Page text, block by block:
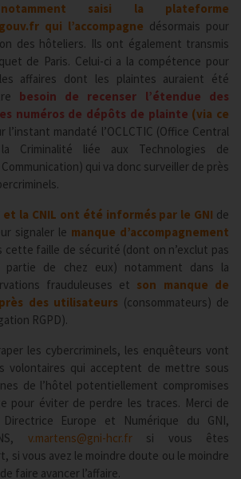
saisi la plateforme
qui l’accompagne désormais pour
des hôteliers. Ils ont également transmis
de Paris. Celui-ci a la compétence pour
affaires dont les plaintes auraient été
besoin de recenser l’étendue des
numéros de dépôts de plainte (via ce
l’instant mandaté l’OCLCTIC (Office Central
Criminalité liée aux Technologies de
qui va donc surveiller de près
et la CNIL ont été informés par le GNI de
signaler le manque d’accompagnement
cette faille de sécurité (dont on n’exclut pas
partie de chez eux) notamment dans la
frauduleuses et son manque de
des utilisateurs (consommateurs) de
RGPD).
les cybercriminels, les enquêteurs vont
volontaires qui acceptent de mettre sous
de l’hôtel potentiellement compromises
pour éviter de perdre les traces. Merci de
Europe et Numérique du GNI,
v.martens@gni-hcr.frsi vous êtes
si vous avez le moindre doute ou le moindre
faire avancer l’affaire.